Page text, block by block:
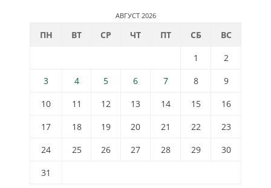
АВГУСТ 2026
ПН ВТ СР ЧТ ПТ СБ
ВС
1
2
3
4 5 6 7 8
9
10
11 12 13 14 15
16
17
18 19 20 21 22
23
24
25 26 27 28 29
30
31